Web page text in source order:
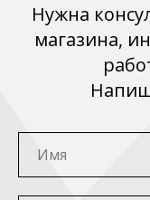
Нужна
магазина,